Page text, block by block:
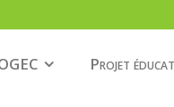
Projet